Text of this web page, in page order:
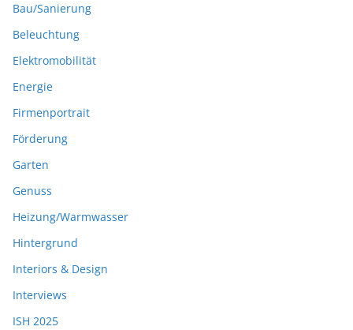
Bau/Sanierung
Beleuchtung
Elektromobilität
Energie
Firmenportrait
Förderung
Garten
Genuss
Heizung/Warmwasser
Hintergrund
Interiors & Design
Interviews
ISH 2025